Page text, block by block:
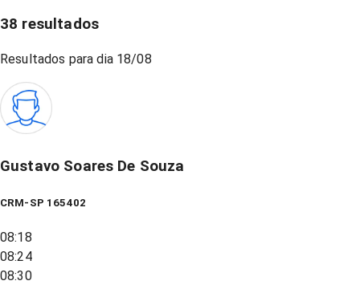
38 resultados
Resultados para dia 18/08
Gustavo Soares De Souza
CRM-SP 165402
08:18
08:24
08:30